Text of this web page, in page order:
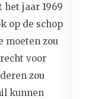
jaar 1969
op de schop
moeten zou
voor
zou
kunnen